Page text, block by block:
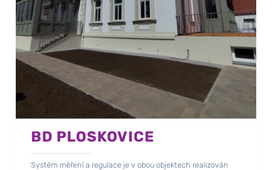
BD PLOSKOVICE
Systém měření a regulace je v obou objektech realizován